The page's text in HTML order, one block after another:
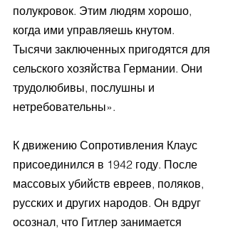
полукровок. Этим людям хорошо,
когда ими управляешь кнутом.
Тысячи заключенных пригодятся для
сельского хозяйства Германии. Они
трудолюбивы, послушны и
нетребовательны».
К движению Сопротивления Клаус
присоединился в 1942 году. После
массовых убийств евреев, поляков,
русских и других народов. Он вдруг
осознал, что Гитлер занимается